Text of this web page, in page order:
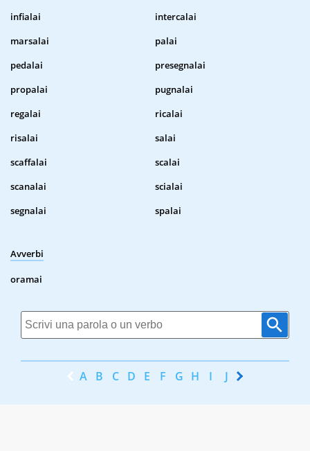
infialai
intercalai
marsalai
palai
pedalai
presegnalai
propalai
pugnalai
regalai
ricalai
risalai
salai
scaffalai
scalai
scanalai
scialai
segnalai
spalai
Avverbi
oramai
A B C D E F G H I J K